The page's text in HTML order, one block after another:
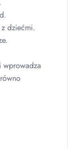
dziećmi.
wprowadza